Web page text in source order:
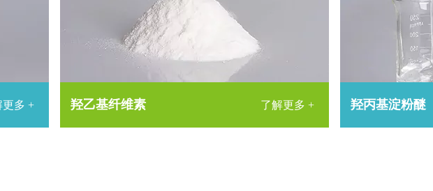
更多 + 羟乙基纤维素 了解更多 + 羟丙基淀粉醚